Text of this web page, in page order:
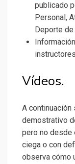
publicado
Personal,
Deporte de
Vídeos.
A continuación
demostrativo
pero no desde
ciega o con
observa cómo